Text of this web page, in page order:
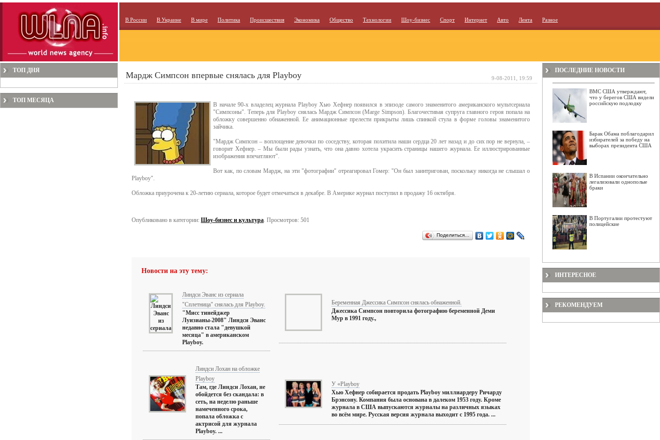
В России В Украине В мире Политика Происшествия Экономика Общество Технологии Шоу-бизнес Спорт Интернет Авто Лента Разное
ТОП ДНЯ
ТОП МЕСЯЦА
Мардж Симпсон впервые снялась для Playboy
В начале 90-х владелец журнала Playboy Хью Хефнер появился в эпизоде самого знаменитого американского мультсериала
"Симпсоны". Теперь для Playboy снялась Мардж Симпсон (Marge Simpson). Благочестивая супруга главного героя попала на
обложку совершенно обнаженной. Ее анимационные прелести прикрыты лишь спинкой стула в форме головы знаменитого
зайчика.
"Мардж Симпсон – воплощение девочки по соседству, которая похитила наши сердца 20 лет назад и до сих пор не вернула, –
говорит Хефнер. – Мы были рады узнать, что она давно хотела украсить страницы нашего журнала. Ее иллюстрированные
изображения впечатляют".
Вот как, по словам Мардж, на эти "фотографии" отреагировал Гомер: "Он был заинтригован, поскольку никогда не слышал о
Playboy".
Обложка приурочена к 20-летию сериала, которое будет отмечаться в декабре. В Америке журнал поступил в продажу 16 октября.
Опубликовано в категории: Шоу-бизнес и культура. Просмотров: 501
Поделиться…
Новости на эту тему:
Линдси Эванс из сериала
"Сплетница" снялась для Playboy.
"Мисс тинейджер
Луизианы-2008" Линдси Эванс
недавно стала "девушкой
месяца" в американском
Playboy.
Беременная Джессика Симпсон снялась обнаженной.
Джессика Симпсон повторила фотографию беременной Деми
Мур в 1991 году.,
Линдси Лохан на обложке
Playboy
Там, где Линдси Лохан, не
обойдется без скандала: в
сеть, на неделю раньше
намеченного срока,
попала обложка с
актрисой для журнала
Playboy. ...
У «Playboy
Хью Хефнер собирается продать Playboy миллиардеру Ричарду
Брэнсону. Компания была основана в далеком 1953 году. Кроме
журнала в США выпускаются журналы на различных языках
во всём мире. Русская версия журнала выходит с 1995 года. ...
9-08-2011, 19:59
ПОСЛЕДНИЕ НОВОСТИ
ВМС США утверждают,
что у берегов США видели
российскую подлодку
Барак Обама поблагодарил
избирателей за победу на
выборах президента США
В Испании окончательно
легализовали однополые
браки
В Португалии протестуют
полицейские
ИНТЕРЕСНОЕ
РЕКОМЕНДУЕМ